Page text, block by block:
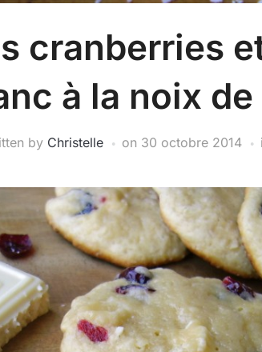
cranberries
à la noix
by Christelle on 30 octobre 2014